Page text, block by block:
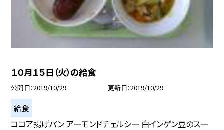
１０月１５日（火）の給食
公開日 2019/10/29 更新日 2019/10/29
給食
ココア揚げパン アーモンドチェルシー 白インゲン豆のスー